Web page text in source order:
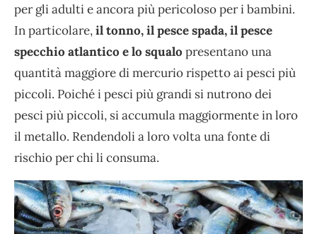
per gli adulti e ancora più pericoloso per i bambini.
In particolare,il tonno, il pesce spada, il pesce
specchio atlantico e lo squalo presentano una
quantità maggiore di mercurio rispetto ai pesci più
piccoli. Poiché i pesci più grandi si nutrono dei
pesci più piccoli, si accumula maggiormente in loro
il metallo. Rendendoli a loro volta una fonte di
rischio per chi li consuma.